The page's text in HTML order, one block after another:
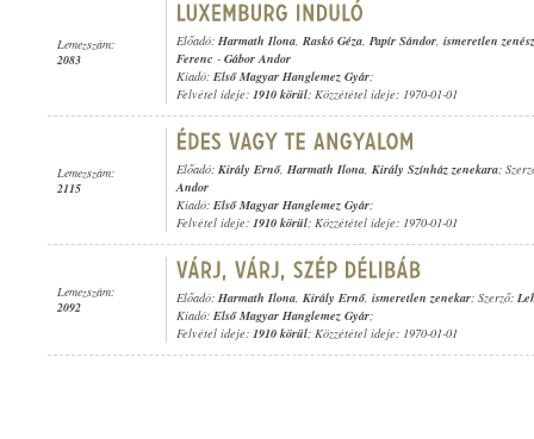
Lemezszám:
2083
Előadó: Harmath Ilona, Raskó Géza, Papír Sándor, ismeretlen
Ferenc - Gábor Andor
Kiadó: Első Magyar Hanglemez Gyár;
Felvétel ideje: 1910 körül; Közzététel ideje: 1970-01-01
Lemezszám:
2115
Előadó: Király Ernő, Harmath Ilona, Király Színház zenekara;
Andor
Kiadó: Első Magyar Hanglemez Gyár;
Felvétel ideje: 1910 körül; Közzététel ideje: 1970-01-01
Lemezszám:
2092
Előadó: Harmath Ilona, Király Ernő, ismeretlen zenekar; Szerző:
Kiadó: Első Magyar Hanglemez Gyár;
Felvétel ideje: 1910 körül; Közzététel ideje: 1970-01-01